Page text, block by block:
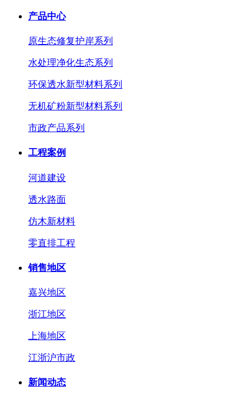
产品中心
原生态修复护岸系列
水处理净化生态系列
环保透水新型材料系列
无机矿粉新型材料系列
市政产品系列
工程案例
河道建设
透水路面
仿木新材料
零直排工程
销售地区
嘉兴地区
浙江地区
上海地区
江浙沪市政
新闻动态